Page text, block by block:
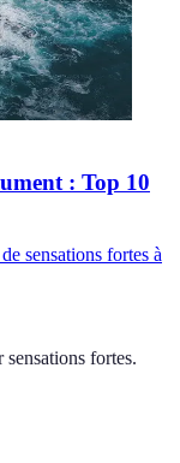
: Top 10
sensations fortes à
sensations fortes.